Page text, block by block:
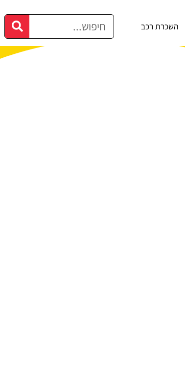
השכרת רכב